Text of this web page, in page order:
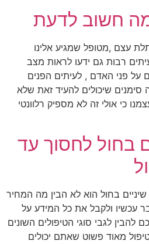
חשוב לדעת
עצם ,מטופל שמגיע אלינו
רבות גם ידעו לראות מצב
פני האדם , לעיתים הפנים
סימנים שיכולים להעיד זאת שלא
כי אולי זה לא מספיק רלוונטי
בחול לחסוך עד
בחול הוא לא הבין מה המחיר
עכשיו ולקבל את כל המידע על
להבין לגבי סוגי הטיפולים השונים
מאוד פשוט שאתם יכולים